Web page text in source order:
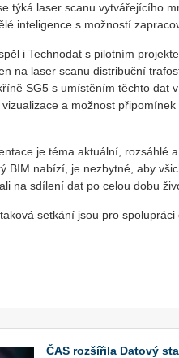
se týká laser scanu vy­tvá­ře­jí­cí­ho
in­te­li­gen­ce s mož­nos­tí
i Tech­no­dat s pi­lot­ním
na laser scanu dis­tri­buč­ní
SG5 s umís­tě­ním těch­to
a mož­nost
je téma ak­tu­ál­ní, roz­sáh­lé
BIM na­bí­zí, je ne­zbyt­né, aby
na sdí­le­ní dat po celou dobu
se­tká­ní jsou pro
ČAS rozšířila Datový